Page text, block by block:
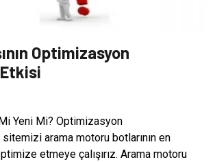
Optimizasyon
Yeni Mi? Optimizasyon
sitemizi arama motoru botlarının en
etmeye çalışırız. Arama motoru